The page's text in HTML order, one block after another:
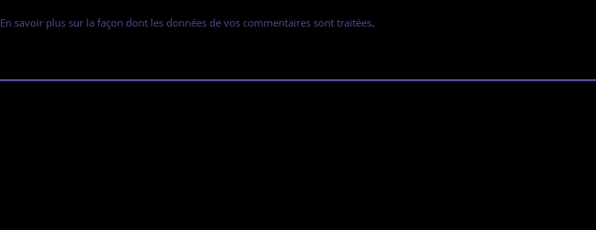
En savoir plus sur la façon dont les données de vos commentaires sont traitées.